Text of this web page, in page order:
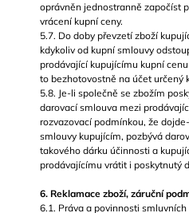
oprávněn jednostranně započíst
vrácení kupní ceny.
5.7. Do doby převzetí zboží
kdykoliv od kupní smlouvy
prodávající kupujícímu kupní
to bezhotovostně na účet určený
5.8. Je-li společně se zbožím
darovací smlouva mezi
rozvazovací podmínkou, že
smlouvy kupujícím, pozbývá
takového dárku účinnosti a
prodávajícímu vrátit i poskytnutý
6. Reklamace zboží, záruční
6.1. Práva a povinnosti